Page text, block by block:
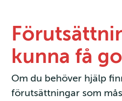
kunna få
Om du behöver hjälp
förutsättningar som